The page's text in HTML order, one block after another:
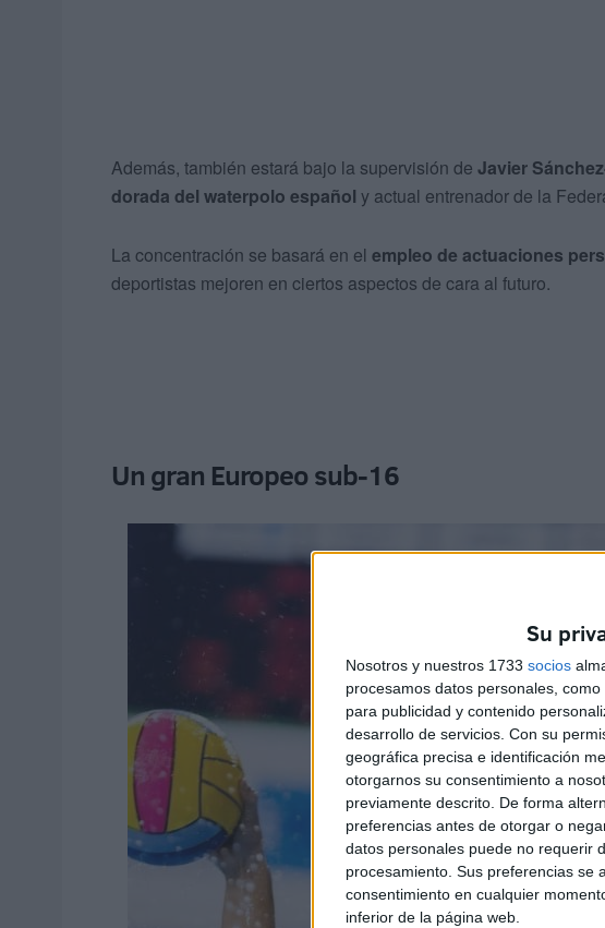
Su
Nosotros y nuestros 1733 socios
procesamos datos personales,
para publicidad y contenido
desarrollo de servicios. Con su
geográfica precisa e identificación
otorgarnos su consentimiento a
previamente descrito. De forma
preferencias antes de otorgar o
datos personales puede no requerir
procesamiento. Sus preferencias se
consentimiento en cualquier
inferior de la página web.
Además, también estará bajo la supervisión de Javier
dorada del waterpolo español y actual entrenador de la
La concentración se basará en el empleo de actuaciones
deportistas mejoren en ciertos aspectos de cara al futuro.
Un gran Europeo sub-16